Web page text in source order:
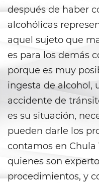
Portar
Oculta
Delitos
Evadir
después de haber
alcohólicas
aquel sujeto que
es para los demás
porque es muy
ingesta de alcohol,
accidente de
es su situación,
pueden darle los
contamos en
quienes son
procedimientos, y